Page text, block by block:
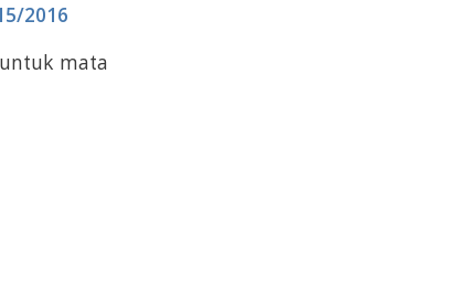
2016
mata